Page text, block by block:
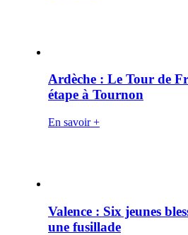
Ardèche : Le Tour de
étape à Tournon
En savoir +
Valence : Six jeunes
une fusillade